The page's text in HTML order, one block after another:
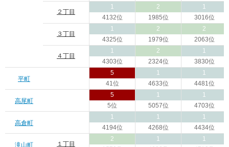
２丁目
1
4132位
2
1985位
1
3016位
３丁目
1
4325位
2
1979位
2
2063位
４丁目
1
4303位
2
2324位
1
3830位
平町
5
41位
1
4633位
1
4481位
高尾町
5
5位
1
5057位
1
4703位
高倉町
1
4194位
1
4268位
1
4434位
滝山町 １丁目
2
1
1